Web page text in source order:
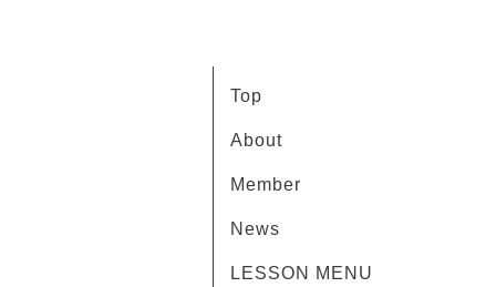
Top
About
Member
News
LESSON MENU